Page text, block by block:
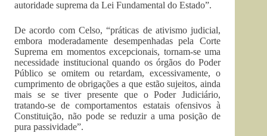
autoridade suprema da Lei Fundamental do Estado”.
De acordo com Celso, “práticas de ativismo judicial,
embora moderadamente desempenhadas pela Corte
Suprema em momentos excepcionais, tornam-se uma
necessidade institucional quando os órgãos do Poder
Público se omitem ou retardam, excessivamente, o
cumprimento de obrigações a que estão sujeitos, ainda
mais se se tiver presente que o Poder Judiciário,
tratando-se de comportamentos estatais ofensivos à
Constituição, não pode se reduzir a uma posição de
pura passividade”.